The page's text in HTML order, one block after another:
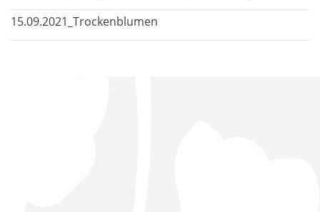
15.09.2021_Trockenblumen